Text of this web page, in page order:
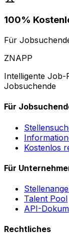
100%
Für
ZNAPP
Intelligente
Jobsuchende
Für
Kostenlos
Für
Talent Pool
API-
Rechtliches